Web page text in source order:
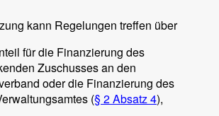
kann Regelungen treffen über
für die Finanzierung des
Zuschusses an den
oder die Finanzierung des
(§ 2 Absatz 4),